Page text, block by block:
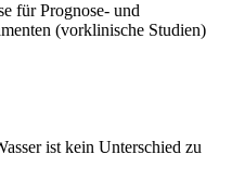
für Prognose- und
(vorklinische Studien)
ist kein Unterschied zu